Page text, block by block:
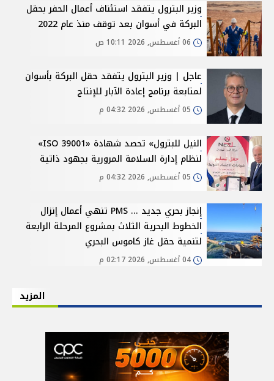
وزير البترول يتفقد استئناف أعمال الحفر بحقل
البركة في أسوان بعد توقف منذ عام 2022
عاجل | وزير البترول يتفقد حقل البركة بأسوان
لمتابعة برنامج إعادة الآبار للإنتاج
النيل للبترول» تحصد شهادة «ISO 39001»
لنظام إدارة السلامة المرورية بجهود ذاتية
إنجاز بحري جديد ... PMS تنهي أعمال إنزال
الخطوط البحرية الثلاث بمشروع المرحلة الرابعة
لتنمية حقل غاز كاموس البحري
المزيد